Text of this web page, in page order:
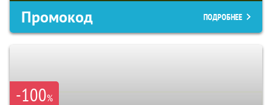
Промокод ПОДРОБНЕЕ
-100%